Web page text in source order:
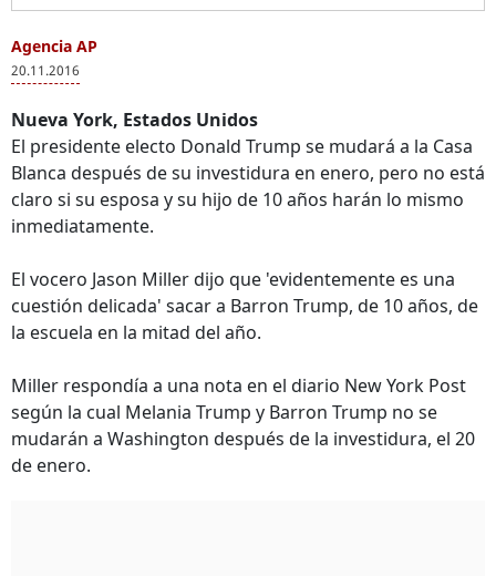
Agencia AP
20.11.2016
Nueva York, Estados Unidos
El presidente electo Donald Trump se mudará a la Casa
Blanca después de su investidura en enero, pero no está
claro si su esposa y su hijo de 10 años harán lo mismo
inmediatamente.
El vocero Jason Miller dijo que 'evidentemente es una
cuestión delicada' sacar a Barron Trump, de 10 años, de
la escuela en la mitad del año.
Miller respondía a una nota en el diario New York Post
según la cual Melania Trump y Barron Trump no se
mudarán a Washington después de la investidura, el 20
de enero.